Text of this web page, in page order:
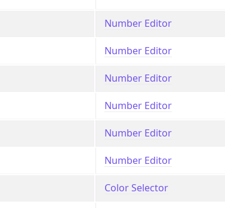
Number Editor
Number Editor
Number Editor
Number Editor
Number Editor
Number Editor
Color Selector